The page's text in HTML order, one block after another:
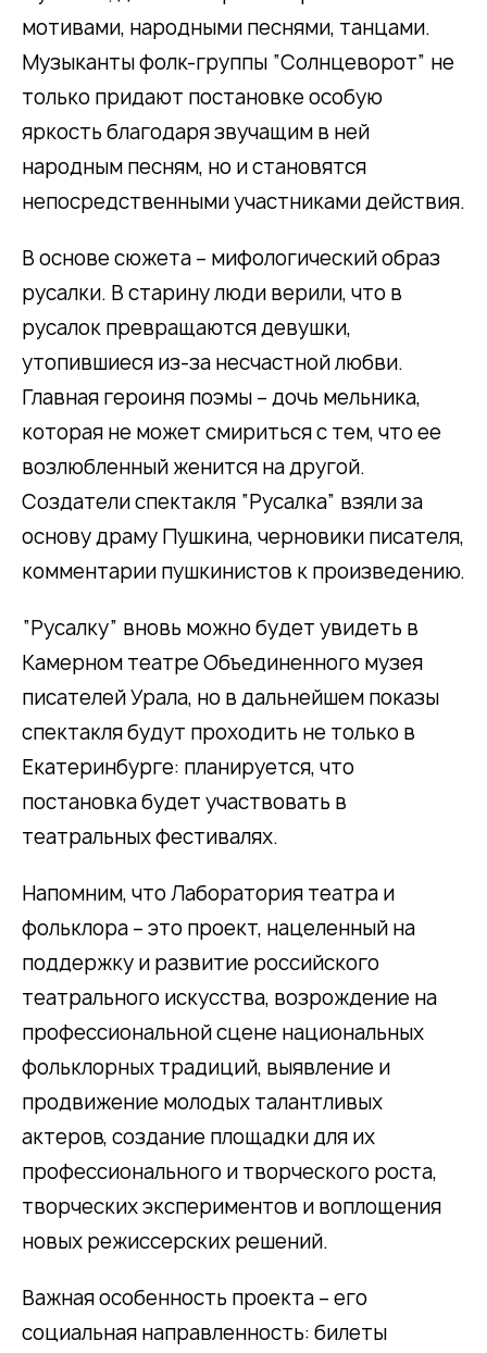
мотивами, народными песнями, танцами.
Музыканты фолк-группы “Солнцеворот” не
только придают постановке особую
яркость благодаря звучащим в ней
народным песням, но и становятся
непосредственными участниками действия.
В основе сюжета – мифологический образ
русалки. В старину люди верили, что в
русалок превращаются девушки,
утопившиеся из-за несчастной любви.
Главная героиня поэмы – дочь мельника,
которая не может смириться с тем, что ее
возлюбленный женится на другой.
Создатели спектакля “Русалка” взяли за
основу драму Пушкина, черновики писателя,
комментарии пушкинистов к произведению.
“Русалку” вновь можно будет увидеть в
Камерном театре Объединенного музея
писателей Урала, но в дальнейшем показы
спектакля будут проходить не только в
Екатеринбурге: планируется, что
постановка будет участвовать в
театральных фестивалях.
Напомним, что Лаборатория театра и
фольклора – это проект, нацеленный на
поддержку и развитие российского
театрального искусства, возрождение на
профессиональной сцене национальных
фольклорных традиций, выявление и
продвижение молодых талантливых
актеров, создание площадки для их
профессионального и творческого роста,
творческих экспериментов и воплощения
новых режиссерских решений.
Важная особенность проекта – его
социальная направленность: билеты